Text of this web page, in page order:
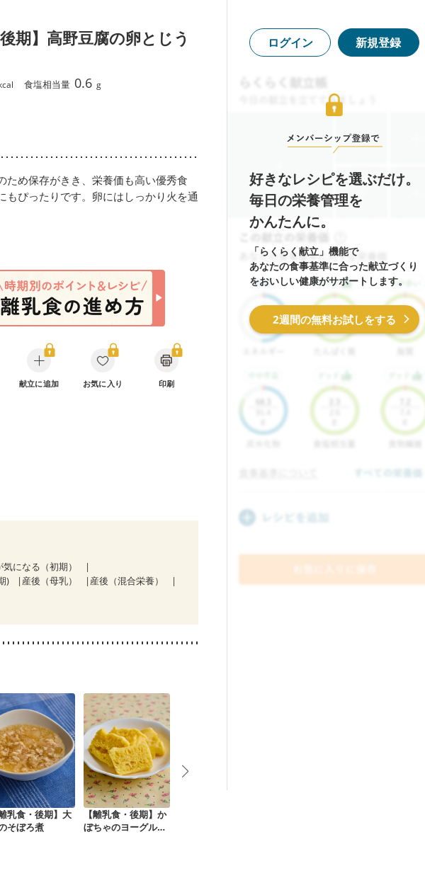
後期】高野豆腐の卵とじう
食塩相当量 0.6 g
ため保存がきき、栄養価も高い優秀食
もぴったりです。卵にはしっかり火を通
献立に追加 お気に入り 印刷
になる（初期）
) 産後（母乳）
産後（混合栄養）
離乳食・後期】大
そぼろ煮
【離乳食・後期】か
ぼちゃのヨーグルト
ログイン 新規登録
好きなレシピを選ぶだけ。
毎日の栄養管理を
かんたんに。
「らくらく献立」機能で
あなたの食事基準に合った献立づくり
をおいしい健康がサポートします。
2週間の無料お試しをする